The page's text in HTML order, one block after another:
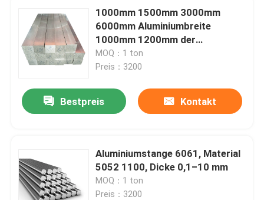
Produkte
1000mm 1500mm 3000mm
6000mm Aluminiumbreite
1000mm 1200mm der
Rundeisen-Toleranz-±0.01
MOQ：1 ton
Preis：3200
Bestpreis Kontakt
Aluminiumstange 6061, Material
5052 1100, Dicke 0,1–10 mm
MOQ：1 ton
Preis：3200